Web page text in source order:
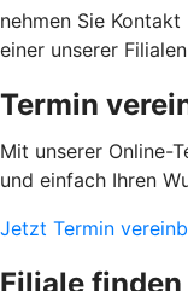
nehmen Sie
einer unserer
Termin
Mit unserer Online-
und einfach Ihren
Jetzt Termin
Filiale finden